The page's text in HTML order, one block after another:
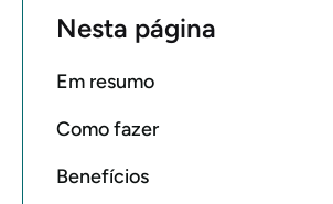
Nesta página
Em resumo
Como fazer
Benefícios